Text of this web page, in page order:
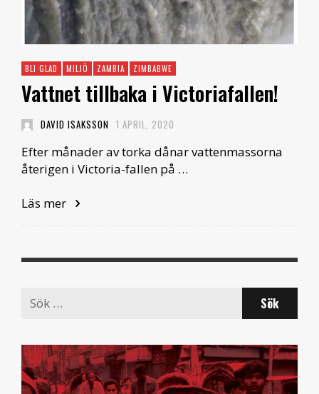
BLI GLAD MILJÖ ZAMBIA ZIMBABWE
Vattnet tillbaka i Victoriafallen!
DAVID ISAKSSON 1 APRIL, 2020
Efter månader av torka dånar vattenmassorna
återigen i Victoria-fallen på …
Läs mer
Search
for: